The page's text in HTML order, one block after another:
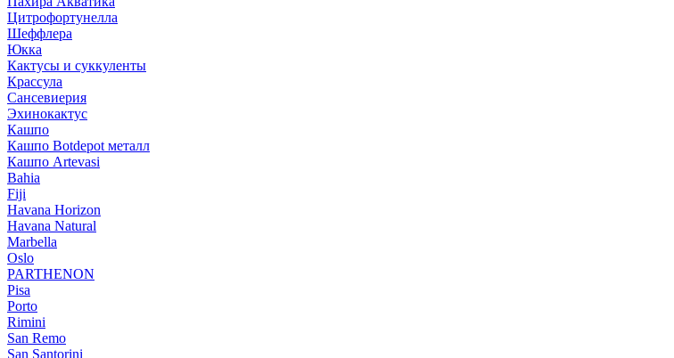
Цитрофортунелла
Шеффлера
Юкка
Кактусы и суккуленты
Крассула
Сансевиерия
Эхинокактус
Кашпо
Кашпо Botdepot металл
Кашпо Artevasi
Bahia
Fiji
Havana Horizon
Havana Natural
Marbella
Oslo
PARTHENON
Pisa
Porto
Rimini
San Remo
San Santorini